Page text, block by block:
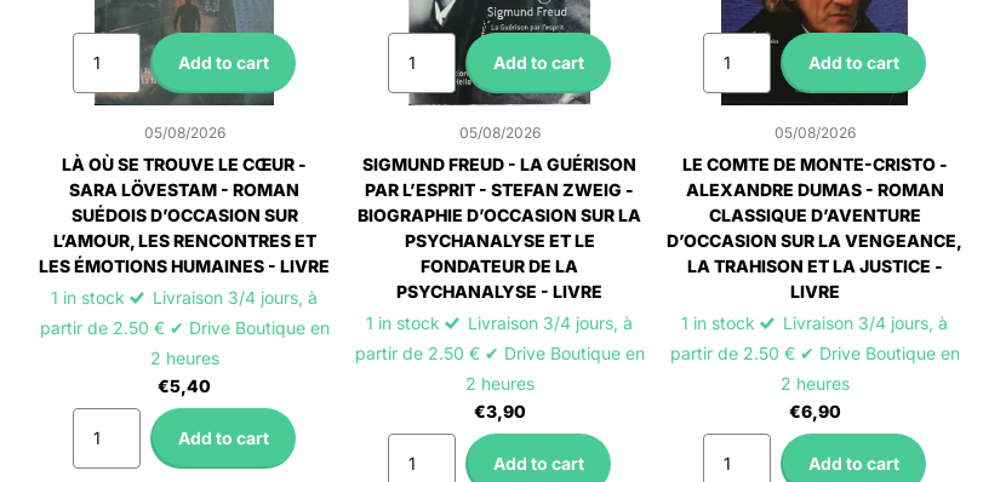
Add to cart
05/08/2026
LÀ OÙ SE TROUVE LE CŒUR -
SARA LÖVESTAM - ROMAN
SUÉDOIS D’OCCASION SUR
L’AMOUR, LES RENCONTRES ET
LES ÉMOTIONS HUMAINES - LIVRE
1 in stock
Livraison 3/4 jours, à
partir de 2.50 € ✔ Drive Boutique en
2 heures
€5,40
Add to cart
Add to cart
05/08/2026
SIGMUND FREUD - LA GUÉRISON
PAR L’ESPRIT - STEFAN ZWEIG -
BIOGRAPHIE D’OCCASION SUR LA
PSYCHANALYSE ET LE
FONDATEUR DE LA
PSYCHANALYSE - LIVRE
1 in stock
Livraison 3/4 jours, à
partir de 2.50 € ✔ Drive Boutique en
2 heures
€3,90
Add to cart
Add to cart
05/08/2026
LE COMTE DE MONTE-CRISTO -
ALEXANDRE DUMAS - ROMAN
CLASSIQUE D’AVENTURE
D’OCCASION SUR LA VENGEANCE,
LA TRAHISON ET LA JUSTICE -
LIVRE
1 in stock
Livraison 3/4 jours, à
partir de 2.50 € ✔ Drive Boutique en
2 heures
€6,90
Add to cart